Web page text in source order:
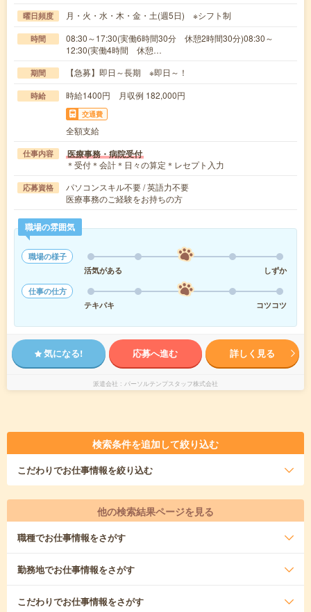
曜日頻度 月・火・水・木・金・土(週5日) ※シフト制
時間
08:30～17:30(実働6時間30分 休憩2時間30分)08:30～
12:30(実働4時間 休憩…
期間 【急募】即日～長期 ※即日～！
時給 時給1400円 月収例 182,000円
交通費
全額支給
仕事内容 医療事務・病院受付
＊受付＊会計＊日々の算定＊レセプト入力
応募資格
パソコンスキル不要 / 英語力不要
医療事務のご経験をお持ちの方
職場の雰囲気
職場の様子
活気がある
しずか
仕事の仕方
テキパキ
コツコツ
気になる! 応募へ進む 詳しく見る
派遣会社 パーソルテンプスタッフ株式会社
検索条件を追加して絞り込む
こだわりでお仕事情報を絞り込む
他の検索結果ページを見る
職種でお仕事情報をさがす
勤務地でお仕事情報をさがす
こだわりでお仕事情報をさがす